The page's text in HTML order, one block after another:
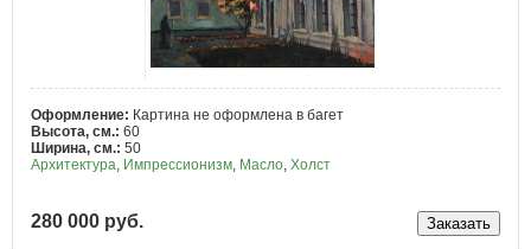
Оформление: Картина не оформлена в багет
Высота, см.: 60
Ширина, см.: 50
Архитектура, Импрессионизм, Масло, Холст
280 000 руб.